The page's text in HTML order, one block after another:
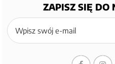
ZAPISZ SIĘ DO
Zapisz
się
newslettera